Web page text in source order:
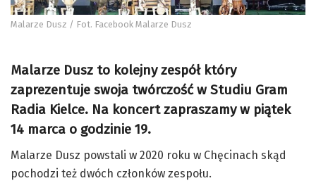
Malarze Dusz / Fot. Facebook Malarze Dusz
Malarze Dusz to kolejny zespół który
zaprezentuje swoja twórczość w Studiu Gram
Radia Kielce. Na koncert zapraszamy w piątek
14 marca o godzinie 19.
Malarze Dusz powstali w 2020 roku w Chęcinach skąd
pochodzi też dwóch członków zespołu.